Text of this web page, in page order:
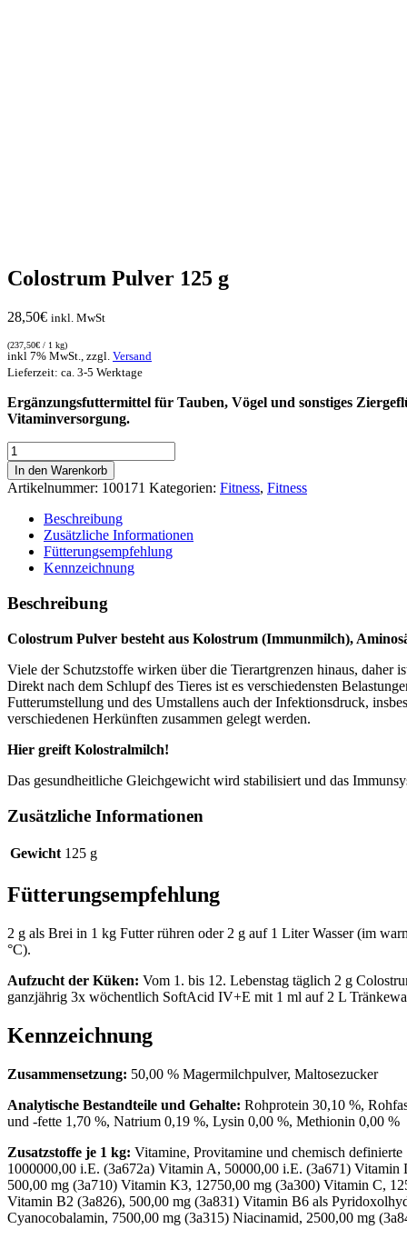
Colostrum Pulver 125 g
28,50€ inkl. MwSt
(237,50€ / 1 kg)
inkl 7% MwSt., zzgl. Versand
Lieferzeit: ca. 3-5 Werktage
Ergänzungsfuttermittel für Tauben, Vögel und sonstiges
Vitaminversorgung.
Colostrum
Pulver
125
g
Menge
In den Warenkorb
Artikelnummer: 100171 Kategorien: Fitness, Fitness
Beschreibung
Zusätzliche Informationen
Fütterungsempfehlung
Kennzeichnung
Beschreibung
Colostrum Pulver besteht aus Kolostrum (Immunmilch),
Viele der Schutzstoffe wirken über die Tierartgrenzen hinaus, daher
Direkt nach dem Schlupf des Tieres ist es verschiedensten
Futterumstellung und des Umstallens auch der Infektionsdruck,
verschiedenen Herkünften zusammen gelegt werden.
Hier greift Kolostralmilch!
Das gesundheitliche Gleichgewicht wird stabilisiert und das
Zusätzliche Informationen
Gewicht 125 g
Fütterungsempfehlung
2 g als Brei in 1 kg Futter rühren oder 2 g auf 1 Liter Wasser (im
°C).
Aufzucht der Küken: Vom 1. bis 12. Lebenstag täglich 2 g
ganzjährig 3x wöchentlich SoftAcid IV+E mit 1 ml auf 2 L
Kennzeichnung
Zusammensetzung: 50,00 % Magermilchpulver, Maltosezucker
Analytische Bestandteile und Gehalte: Rohprotein 30,10 %,
und -fette 1,70 %, Natrium 0,19 %, Lysin 0,00 %, Methionin 0,00 %
Zusatzstoffe je 1 kg: Vitamine, Provitamine und chemisch
1000000,00 i.E. (3a672a) Vitamin A, 50000,00 i.E. (3a671)
500,00 mg (3a710) Vitamin K3, 12750,00 mg (3a300) Vitamin C,
Vitamin B2 (3a826), 500,00 mg (3a831) Vitamin B6 als
Cyanocobalamin, 7500,00 mg (3a315) Niacinamid, 2500,00 mg